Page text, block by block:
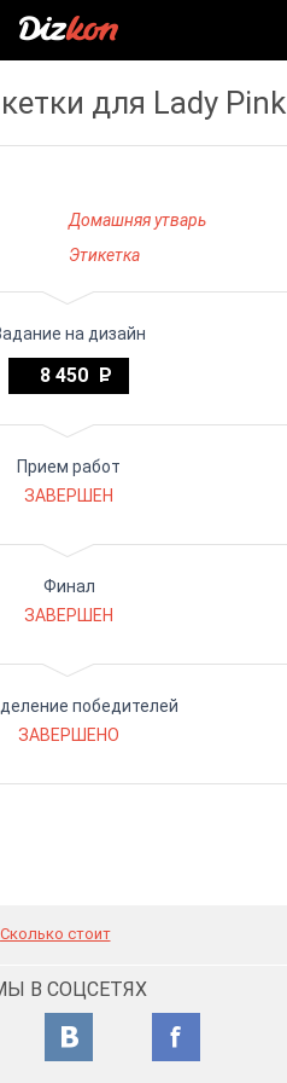
для Lady Pink
Домашняя утварь
Этикетка
на дизайн
8 450
Прием работ
ЗАВЕРШЕН
Финал
ЗАВЕРШЕН
победителей
ЗАВЕРШЕНО
Сколько стоит
В СОЦСЕТЯХ